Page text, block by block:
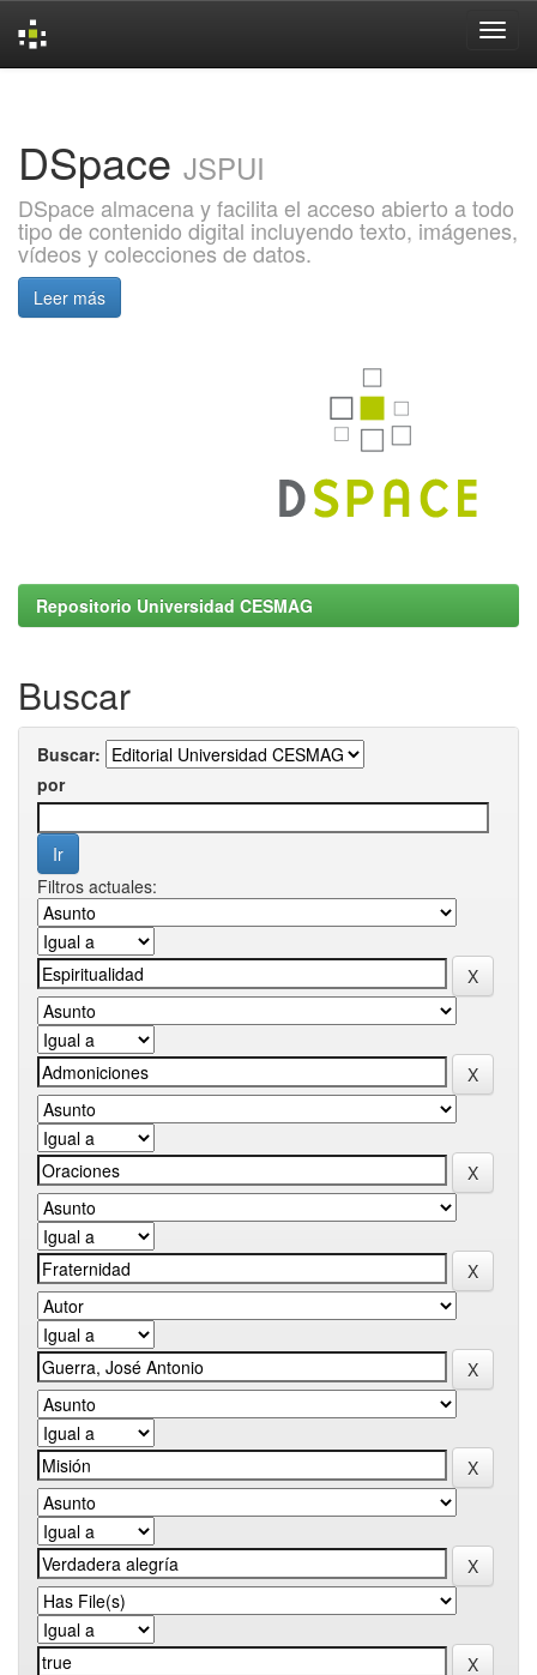
DSpace JSPUI
DSpace almacena y facilita el acceso abierto a todo
tipo de contenido digital incluyendo texto, imágenes,
vídeos y colecciones de datos.
Leer más
Repositorio Universidad CESMAG
Buscar
Buscar:
por
Filtros actuales: